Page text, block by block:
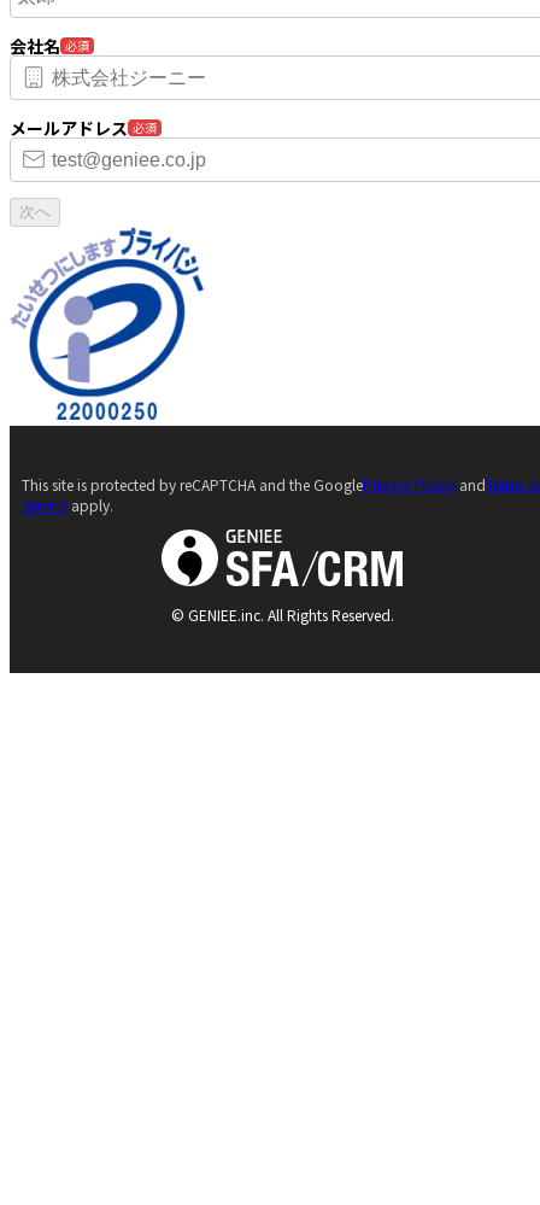
会社名 必須
メールアドレス 必須
次へ
© GENIEE.inc. All Rights Reserved.
This site is protected by reCAPTCHA and the GooglePrivacy Policy andTerms
Service apply.